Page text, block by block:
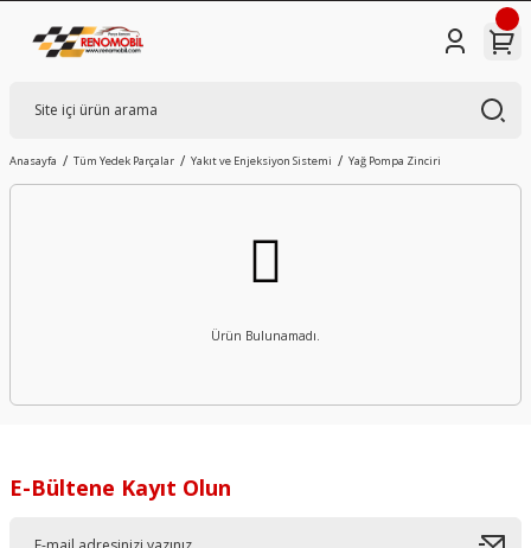
Anasayfa Tüm Yedek Parçalar Yakıt ve Enjeksiyon Sistemi Yağ Pompa Zinciri
Ürün Bulunamadı.
E-Bültene Kayıt Olun